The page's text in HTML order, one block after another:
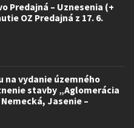
Predajná – Uznesenia (+
OZ Predajná z 17. 6.
na vydanie územného
stavby „Aglomerácia
Jasenie –